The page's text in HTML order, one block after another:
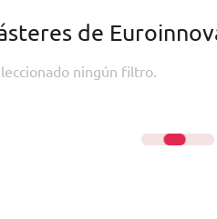
de
ningún filtro.